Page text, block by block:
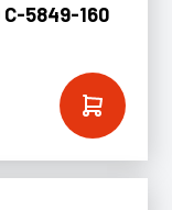
C-5849-160